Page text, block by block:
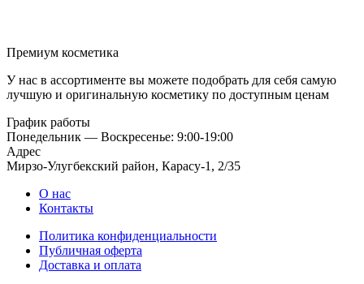
Премиум косметика
У нас в ассортименте вы можете подобрать для себя самую
лучшую и оригинальную косметику по доступным ценам
График работы
Понедельник — Воскресенье: 9:00-19:00
Адрес
Мирзо-Улугбекский район, Карасу-1, 2/35
О нас
Контакты
Политика конфиденциальности
Публичная оферта
Доставка и оплата